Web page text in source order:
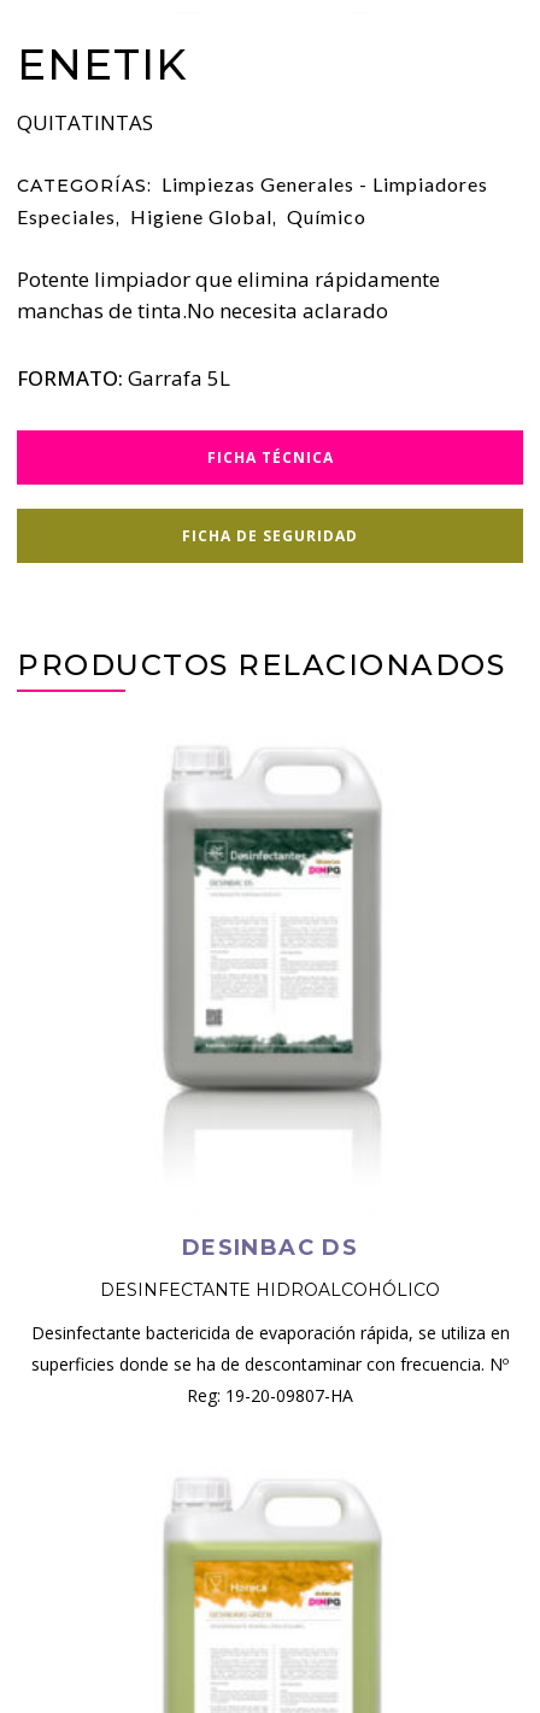
ENETIK
QUITATINTAS
CATEGORÍAS:
Limpiezas Generales - Limpiadores
Especiales, Higiene Global, Químico
Potente limpiador que elimina rápidamente
manchas de tinta.No necesita aclarado
FORMATO: Garrafa 5L
FICHA TÉCNICA
FICHA DE SEGURIDAD
PRODUCTOS RELACIONADOS
DESINBAC DS
DESINFECTANTE HIDROALCOHÓLICO
Desinfectante bactericida de evaporación rápida, se utiliza en
superficies donde se ha de descontaminar con frecuencia. Nº
Reg: 19-20-09807-HA